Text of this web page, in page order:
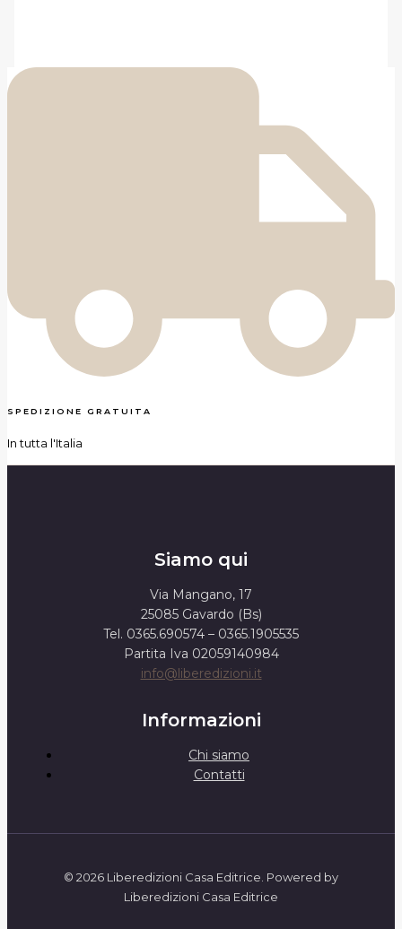
SPEDIZIONE GRATUITA
In tutta l'Italia
Siamo qui
Via Mangano, 17
25085 Gavardo (Bs)
Tel. 0365.690574 – 0365.1905535
Partita Iva 02059140984
info@liberedizioni.it
Informazioni
Chi siamo
Contatti
© 2026 Liberedizioni Casa Editrice. Powered by
Liberedizioni Casa Editrice